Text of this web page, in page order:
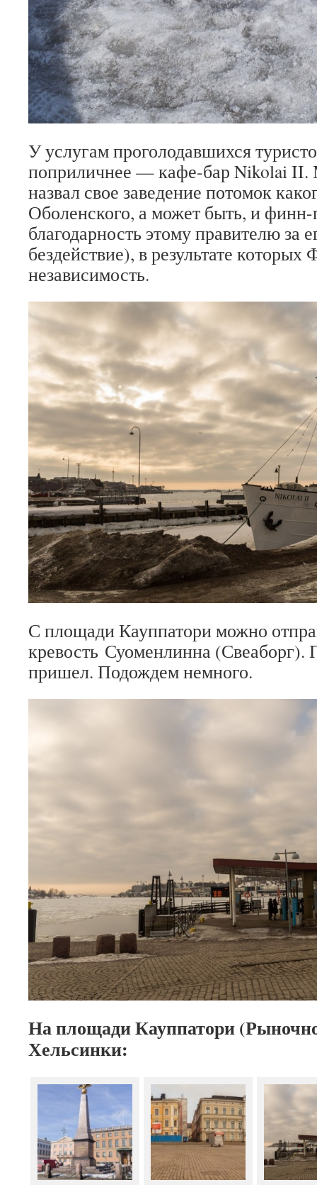
У услугам проголодавшихся
поприличнее — кафе-бар Nikolai II.
назвал свое заведение потомок
Оболенского, а может быть, и
благодарность этому правителю за
бездействие), в результате
независимость.
С площади Кауппатори можно
кревость Суоменлинна (Свеаборг).
пришел. Подождем немного.
На площади Кауппатори
Хельсинки: